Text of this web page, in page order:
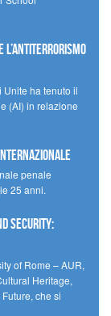
l’antiterrorismo
ha tenuto il
(AI) in relazione
penale
25 anni.
Security:
of Rome – AUR,
Heritage,
che si